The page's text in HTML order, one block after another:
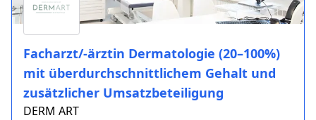
Facharzt/-ärztin Dermatologie (20–100%)
mit überdurchschnittlichem Gehalt und
zusätzlicher Umsatzbeteiligung
DERM ART